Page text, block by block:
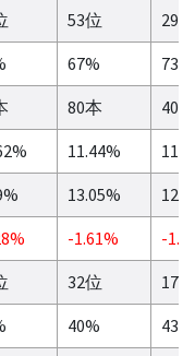
53位
29位
67%
73%
80本
40本
11.44%
13.05%
-1.61%
-
32位
17位
40%
43%